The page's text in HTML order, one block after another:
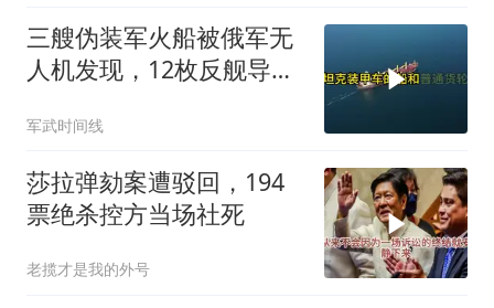
三艘伪装军火船被俄军无
人机发现，12枚反舰导弹
遭重锤
军武时间线
莎拉弹劾案遭驳回，194
票绝杀控方当场社死
老揽才是我的外号